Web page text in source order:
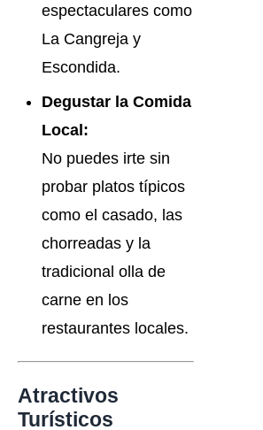
espectaculares como
La Cangreja y
Escondida.
Degustar la Comida
Local:
No puedes irte sin
probar platos típicos
como el casado, las
chorreadas y la
tradicional olla de
carne en los
restaurantes locales.
Atractivos
Turísticos